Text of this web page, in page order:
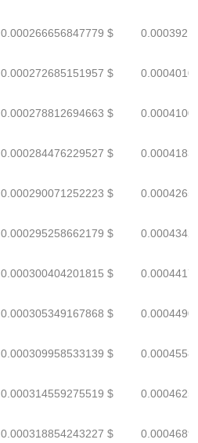
0.000266656847779 $
0.000272685151957 $
0.000278812694663 $
0.000284476229527 $
0.000290071252223 $
0.000295258662179 $
0.000300404201815 $
0.000305349167868 $
0.000309958533139 $
0.000314559275519 $
0.000318854243227 $